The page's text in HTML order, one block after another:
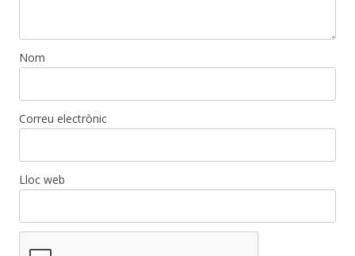
Nom
Correu electrònic
Lloc web